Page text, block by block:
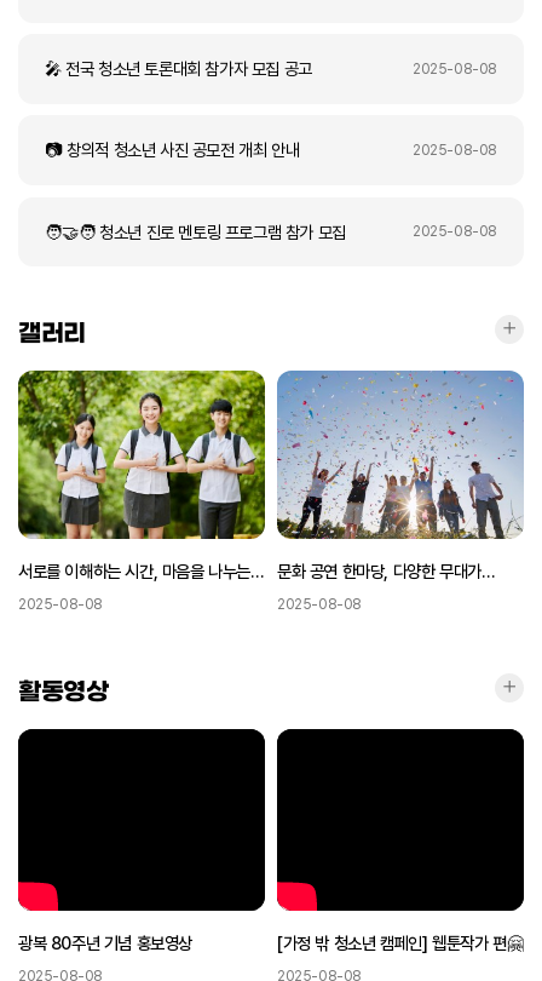
🎤 전국 청소년 토론대회 참가자 모집 공고 2025-08-08
📷 창의적 청소년 사진 공모전 개최 안내 2025-08-08
🧑‍🤝‍🧑 청소년 진로 멘토링 프로그램 참가 모집 2025-08-08
갤러리
서로를 이해하는 시간, 마음을 나누는
소통 모임
2025-08-08
문화 공연 한마당, 다양한 무대가
펼쳐진 축제
2025-08-08
활동영상
광복 80주년 기념 홍보영상
2025-08-08
[가정 밖 청소년 캠페인] 웹툰작가 편🤗
2025-08-08